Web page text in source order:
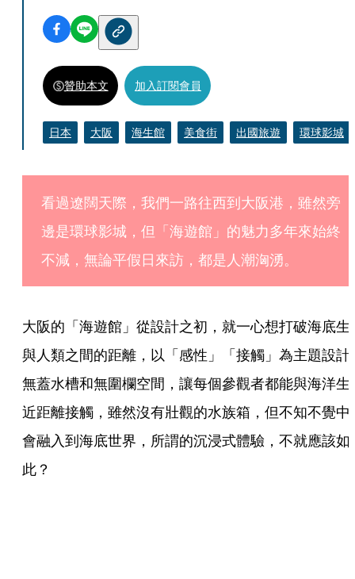
贊助本文 加入訂閱會員
日本 大阪 海生館 美食街 出國旅遊 環球影城
看過遼闊天際，我們一路往西到大阪港，雖然旁
邊是環球影城，但「海遊館」的魅力多年來始終
不減，無論平假日來訪，都是人潮洶湧。
大阪的「海遊館」從設計之初，就一心想打破海底生
與人類之間的距離，以「感性」「接觸」為主題設計
無蓋水槽和無圍欄空間，讓每個參觀者都能與海洋生
近距離接觸，雖然沒有壯觀的水族箱，但不知不覺中
會融入到海底世界，所謂的沉浸式體驗，不就應該如
此？